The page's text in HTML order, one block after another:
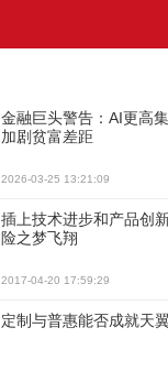
金融巨头警告：AI更高
加剧贫富差距
2026-03-25 13:21:09
插上技术进步和产品创
险之梦飞翔
2017-04-20 17:59:29
定制与普惠能否成就天